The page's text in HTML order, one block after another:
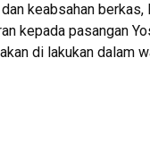
keabsahan
kepada pasangan
di lakukan dalam